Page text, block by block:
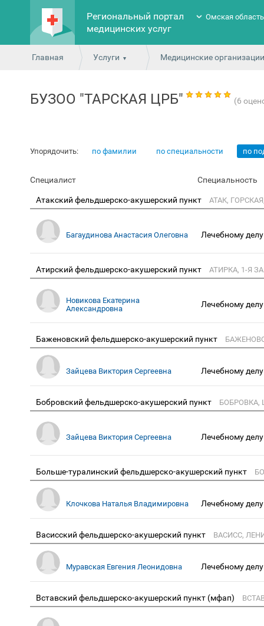
Региональный портал
медицинских услуг
Омская область
Главная Услуги Медицинские
БУЗОО "ТАРСКАЯ ЦРБ" (6
Упорядочить: по фамилии по специальности по
Специалист Специальность
Атакский фельдшерско-акушерский пункт АТАК,
Багаудинова Анастасия Олеговна Лечебному делу
Атирский фельдшерско-акушерский пункт АТИРКА, 1-Я
Новикова Екатерина
Александровна
Лечебному делу
Баженовский фельдшерско-акушерский пункт
Зайцева Виктория Сергеевна Лечебному делу
Бобровский фельдшерско-акушерский пункт БОБРОВКА,
Зайцева Виктория Сергеевна Лечебному делу
Больше-туралинский фельдшерско-акушерский пункт
Клочкова Наталья Владимировна Лечебному делу
Васисский фельдшерско-акушерский пункт ВАСИСС,
Муравская Евгения Леонидовна Лечебному делу
Вставский фельдшерско-акушерский пункт (мфап)